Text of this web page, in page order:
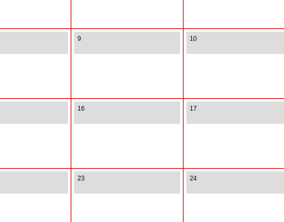
9 10
16 17
23 24